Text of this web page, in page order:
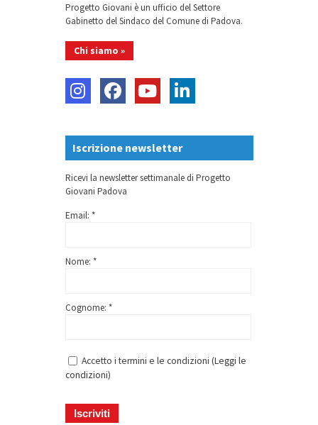
Progetto Giovani è un ufficio del Settore
Gabinetto del Sindaco del Comune di Padova.
Chi siamo »
Iscrizione newsletter
Ricevi la newsletter settimanale di Progetto
Giovani Padova
Email: *
Nome: *
Cognome: *
Accetto i termini e le condizioni (Leggi le
condizioni)